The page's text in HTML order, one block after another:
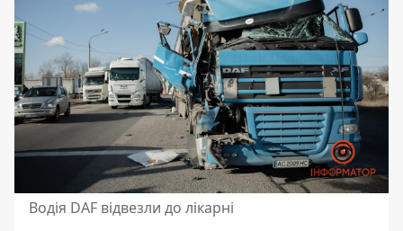
Водія DAF відвезли до лікарні